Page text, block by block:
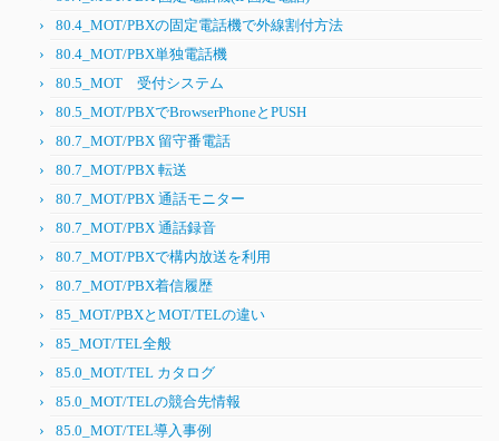
80.4_MOT/PBXの固定電話機で外線割付方法
80.4_MOT/PBX単独電話機
80.5_MOT 受付システム
80.5_MOT/PBXでBrowserPhoneとPUSH
80.7_MOT/PBX 留守番電話
80.7_MOT/PBX 転送
80.7_MOT/PBX 通話モニター
80.7_MOT/PBX 通話録音
80.7_MOT/PBXで構内放送を利用
80.7_MOT/PBX着信履歴
85_MOT/PBXとMOT/TELの違い
85_MOT/TEL全般
85.0_MOT/TEL カタログ
85.0_MOT/TELの競合先情報
85.0_MOT/TEL導入事例